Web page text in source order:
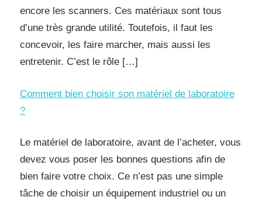
encore les scanners. Ces matériaux sont tous
d’une très grande utilité. Toutefois, il faut les
concevoir, les faire marcher, mais aussi les
entretenir. C’est le rôle […]
Comment bien choisir son matériel de laboratoire
?
Le matériel de laboratoire, avant de l’acheter, vous
devez vous poser les bonnes questions afin de
bien faire votre choix. Ce n’est pas une simple
tâche de choisir un équipement industriel ou un